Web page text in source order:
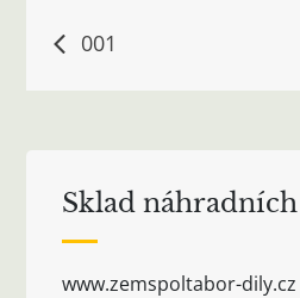
Navigace
001
Sklad
www.zemspoltabor-dily.cz